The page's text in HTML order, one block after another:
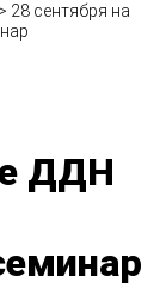
> 28 сентября на
ДДН